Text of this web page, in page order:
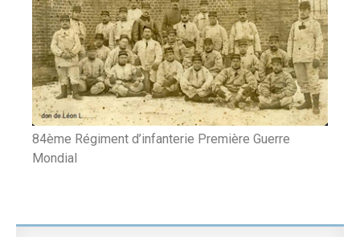
84ème Régiment d’infanterie Première Guerre
Mondial